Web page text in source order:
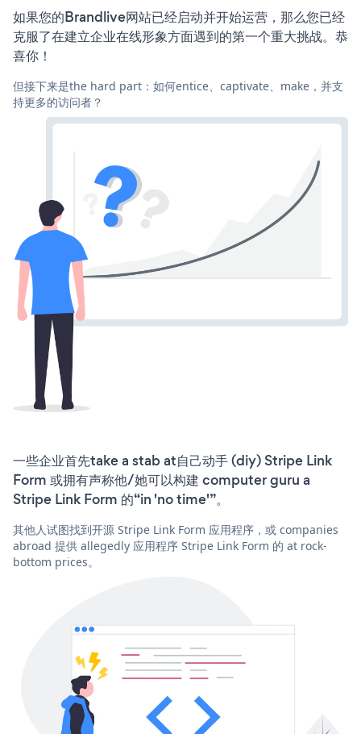
如果您的Brandlive网站已经启动并开始运营，那么您已经
克服了在建立企业在线形象方面遇到的第一个重大挑战。恭
喜你！
但接下来是the hard part：如何entice、captivate、make，并支
持更多的访问者？
一些企业首先take a stab at自己动手 (diy) Stripe Link
Form 或拥有声称他/她可以构建 computer guru a
Stripe Link Form 的“in 'no time'”。
其他人试图找到开源 Stripe Link Form 应用程序，或 companies
abroad 提供 allegedly 应用程序 Stripe Link Form 的 at rock-
bottom prices。